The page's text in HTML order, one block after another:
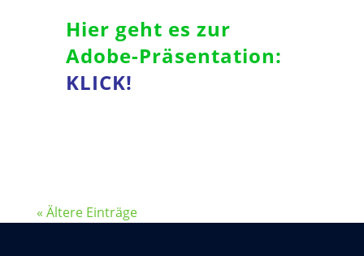
Hier geht es zur
Adobe-Präsentation:
KLICK!
« Ältere Einträge